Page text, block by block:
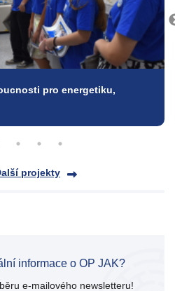
pro energetiku,
projekty
informace o OP JAK?
e-mailového newsletteru!